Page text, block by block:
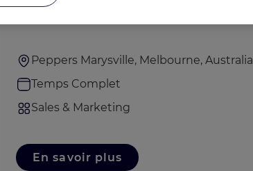
Director of Sales
Peppers Marysville, Melbourne, Australia
Temps Complet
Sales & Marketing
En savoir plus